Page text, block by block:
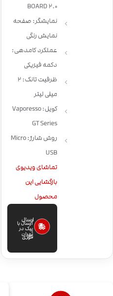
BOARD 2.0
نمایشگر: صفحه
نمایش رنگی
عملکرد کامدهی:
دکمه فیزیکی
ظرفیت تانک: 2
میلی لیتر
کویل: Vaporesso
GT Series
روش شارژ: Micro
USB
تماشای ویدیوی
بازگشایی این
محصول
ارسال
فوری
ارسال با
پیک در
تهران